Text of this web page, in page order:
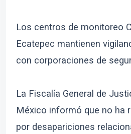
Los centros de monitoreo
Ecatepec mantienen
con corporaciones de
La Fiscalía General de
México informó que no ha
por desapariciones